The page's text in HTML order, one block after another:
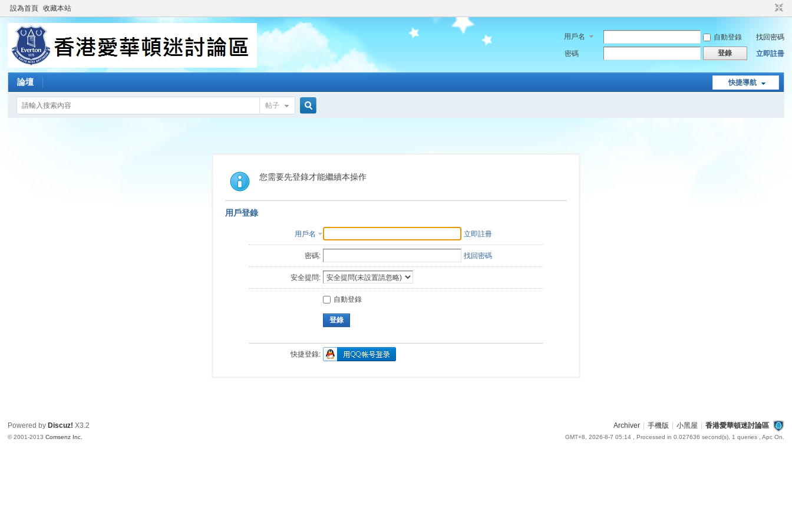
設為首頁 收藏本站
用戶名 自動登錄
找回密碼
密碼
登錄 立即註冊
快捷導航
論壇
帖子
索
您需要先登錄才能繼續本操作
用戶登錄
用戶名 立即註冊
密碼: 找回密碼
安全提問:
自動登錄
登錄
快捷登錄:
Archiver 手機版 小黑屋 香港愛華頓迷討論區
GMT+8, 2026-8-7 05:14, Processed in 0.027636 second(s), 1 queries , Apc On.
Powered by Discuz! X3.2
© 2001-2013Comsenz Inc.